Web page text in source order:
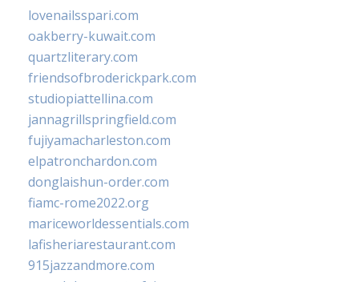
lovenailsspari.com
oakberry-kuwait.com
quartzliterary.com
friendsofbroderickpark.com
studiopiattellina.com
jannagrillspringfield.com
fujiyamacharleston.com
elpatronchardon.com
donglaishun-order.com
fiamc-rome2022.org
mariceworldessentials.com
lafisheriarestaurant.com
915jazzandmore.com